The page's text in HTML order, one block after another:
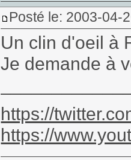
Posté le: 2003-04-
Un clin d'oeil à
Je demande à
https://
https://